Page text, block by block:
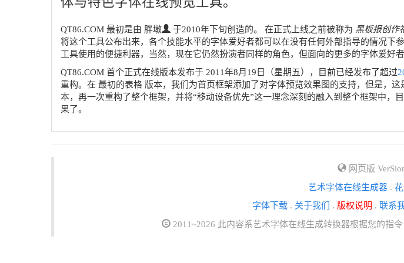
QT86.COM 最初是由 胖墩 于2010年下旬创造的。 在正式上线之前被称为 黑板报创作
将这个工具公布出来，各个技能水平的字体爱好者都可以在没有任何外部指导的情况
工具使用的便捷利器，当然，现在它仍然扮演者同样的角色，但面向的更多的字体爱好者
QT86.COM 首个正式在线版本发布于 2011年8月19日（星期五） ，目前已经发布了超过
重构。在 最初的表格 版本，我们为首页框架添加了对字体预览效果图的支持，但是，
本，再一次重构了整个框架，并将“移动设备优先”这一理念深刻的融入到整个框架中
果了。
网页版
艺术字体在线生成器 .
字体下载. 关于我们 . 版权说明 . 联系
2011~2026 此内容系艺术字体在线生成转换器根据您的指